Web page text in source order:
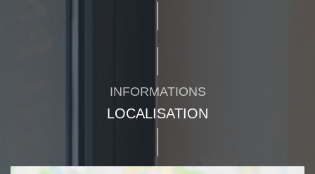
INFORMATIONS
LOCALISATION